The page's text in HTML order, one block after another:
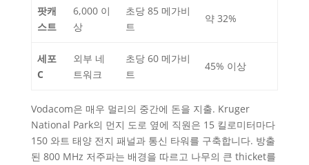
팟캐
스트
6,000 이
상
초당 85 메가비
트
약 32%
세포
C
외부 네
트워크
초당 60 메가비
트
45% 이상
Vodacom은 매우 멀리의 중간에 돈을 지출. Kruger
National Park의 먼지 도로 옆에 직원은 15 킬로미터마다
150 와트 태양 전지 패널과 통신 타워를 구축합니다. 방출
된 800 MHz 저주파는 배경을 따르고 나무의 큰 thicket를